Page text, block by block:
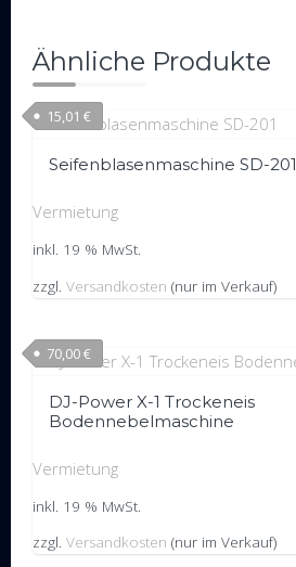
Ähnliche Produkte
Seifenblasenmaschine SD-201
15,01 €
Vermietung
inkl. 19 % MwSt.
zzgl. Versandkosten (nur im Verkauf)
DJ-Power X-1 Trockeneis
Bodennebelmaschine
70,00€
Vermietung
inkl. 19 % MwSt.
zzgl. Versandkosten (nur im Verkauf)